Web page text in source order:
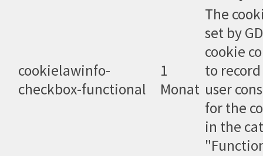
cookielawinfo-
checkbox-functional
1
Monat
The
set by
cookie
to
user
for the
in the